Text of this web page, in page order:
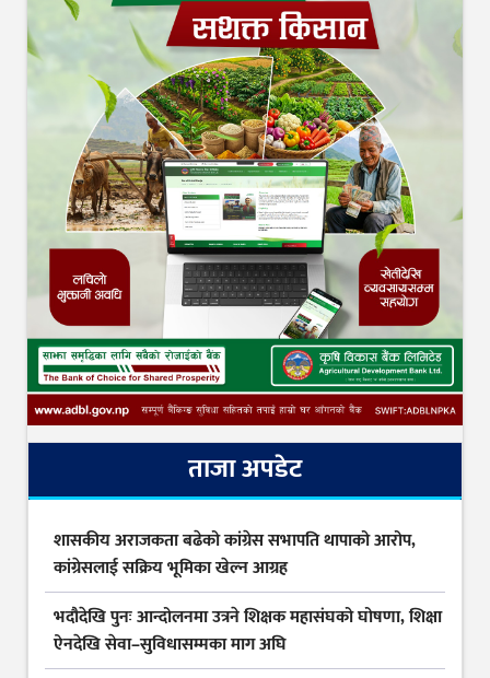
ताजा अपडेट
शासकीय अराजकता बढेको कांग्रेस सभापति थापाको आरोप,
कांग्रेसलाई सक्रिय भूमिका खेल्न आग्रह
भदौदेखि पुनः आन्दोलनमा उत्रने शिक्षक महासंघको घोषणा, शिक्षा
ऐनदेखि सेवा–सुविधासम्मका माग अघि